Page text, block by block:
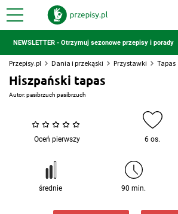
NEWSLETTER - Otrzymuj sezonowe przepisy i porady
Przepisy.pl Dania i przekąski Przystawki Tapas
Hiszpański tapas
Autor:pasibrzuch pasibrzuch
Oceń pierwszy 6 os.
średnie 90 min.